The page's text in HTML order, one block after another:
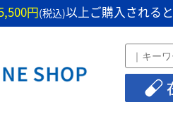
円(税込)以上ご購入されると